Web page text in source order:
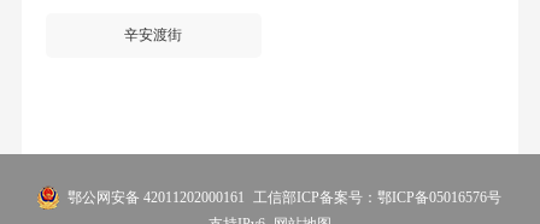
辛安渡街
鄂公网安备 42011202000161
工信部ICP备案号：鄂ICP备05016576号